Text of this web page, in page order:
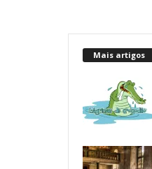
Mais artigos